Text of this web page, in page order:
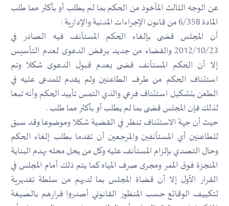
عن الوجه الثالث المأخوذ من الحكم بما لم يطلب أو بأكثر مما طلب
المادة 6/358 من قانون الإجراءات المدنية والإدارية :
أن المجلس قضى بإلغاء الحكم المستأنف فيه الصادر في
2012/10/23 والقضاء من جديد برفض الدعوى لعدم التأسيس
إلا أن الحكم المستأنف قضى بعدم قبول الدعوى شكلا وتم
استئناف الحكم من طرف الطاعنين ولم يقدم للمدعى عليه في
الطعن بتشكيل استئناف فرعي والذي التمس تأييد الحكم وأنه تبعا
لذلك فإن المجلس قضى بما لم يطلب أو بأكثر مما طلب .
حيث أن جهة الاستئناف تنظر في القضية شكلا وموضوعا وقد سبق
للطاعنين أي المستأنفين والمرجعين أن تقدما بطلب إلغاء الحكم
وحال التصدي بإلزام المستأنف عليه وكل من يحل محله بهدم البناية
المنجزة فوق الممر ومجرى صرف المياه كما يتم ذلك أمام المجلس في
القرار الأول إلا أن قضاة المجلس بما لديهم من سلطة تقديرية
لتكييف الوقائع حسب المنظور القانوني أصدروا قرارهم بالصيغة